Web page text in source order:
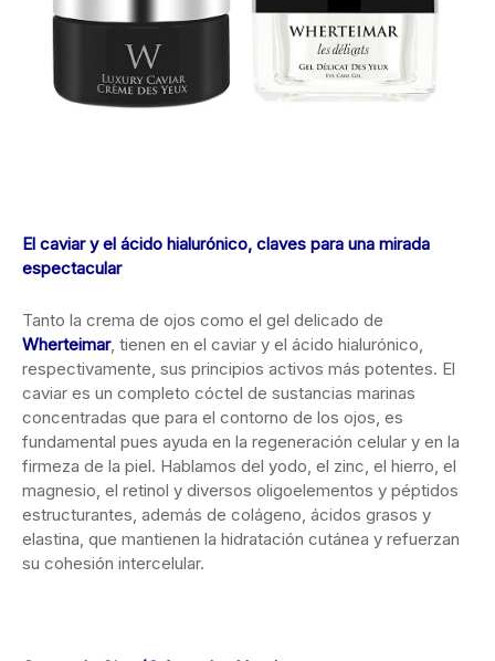
El caviar y el ácido hialurónico, claves para una mirada
espectacular
Tanto la crema de ojos como el gel delicado de
Wherteimar, tienen en el caviar y el ácido hialurónico,
respectivamente, sus principios activos más potentes. El
caviar es un completo cóctel de sustancias marinas
concentradas que para el contorno de los ojos, es
fundamental pues ayuda en la regeneración celular y en la
firmeza de la piel. Hablamos del yodo, el zinc, el hierro, el
magnesio, el retinol y diversos oligoelementos y péptidos
estructurantes, además de colágeno, ácidos grasos y
elastina, que mantienen la hidratación cutánea y refuerzan
su cohesión intercelular.